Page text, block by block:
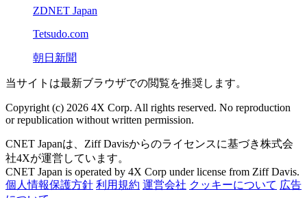
ZDNET Japan
Tetsudo.com
朝日新聞
当サイトは最新ブラウザでの閲覧を推奨します。
Copyright (c) 2026 4X Corp. All rights reserved. No reproduction
or republication without written permission.
CNET Japanは、Ziff Davisからのライセンスに基づき株式会
社4Xが運営しています。
CNET Japan is operated by 4X Corp under license from Ziff Davis.
個人情報保護方針 利用規約 運営会社 クッキーについて 広告